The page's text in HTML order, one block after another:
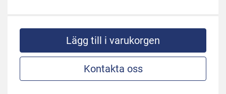
Lägg till i varukorgen
Kontakta oss